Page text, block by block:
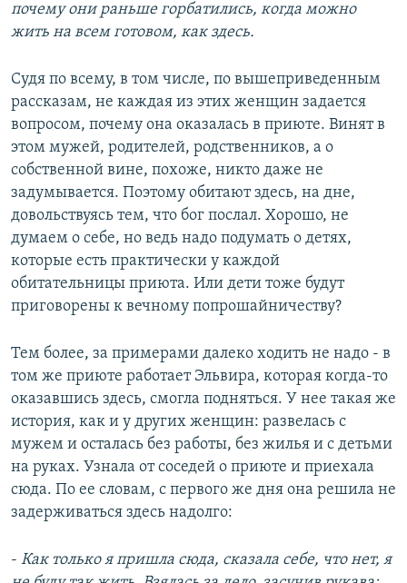
почему они раньше горбатились, когда можно
жить на всем готовом, как здесь.
Судя по всему, в том числе, по вышеприведенным
рассказам, не каждая из этих женщин задается
вопросом, почему она оказалась в приюте. Винят в
этом мужей, родителей, родственников, а о
собственной вине, похоже, никто даже не
задумывается. Поэтому обитают здесь, на дне,
довольствуясь тем, что бог послал. Хорошо, не
думаем о себе, но ведь надо подумать о детях,
которые есть практически у каждой
обитательницы приюта. Или дети тоже будут
приговорены к вечному попрошайничеству?
Тем более, за примерами далеко ходить не надо - в
том же приюте работает Эльвира, которая когда-то
оказавшись здесь, смогла подняться. У нее такая же
история, как и у других женщин: развелась с
мужем и осталась без работы, без жилья и с детьми
на руках. Узнала от соседей о приюте и приехала
сюда. По ее словам, с первого же дня она решила не
задерживаться здесь надолго:
- Как только я пришла сюда, сказала себе, что нет, я